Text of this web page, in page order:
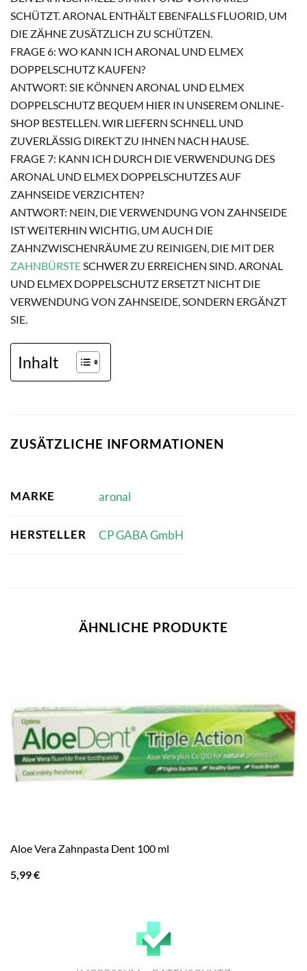
SCHÜTZT. ARONAL ENTHÄLT EBENFALLS FLUORID, UM
DIE ZÄHNE ZUSÄTZLICH ZU SCHÜTZEN.
FRAGE 6: WO KANN ICH ARONAL UND ELMEX
DOPPELSCHUTZ KAUFEN?
ANTWORT: SIE KÖNNEN ARONAL UND ELMEX
DOPPELSCHUTZ BEQUEM HIER IN UNSEREM ONLINE-
SHOP BESTELLEN. WIR LIEFERN SCHNELL UND
ZUVERLÄSSIG DIREKT ZU IHNEN NACH HAUSE.
FRAGE 7: KANN ICH DURCH DIE VERWENDUNG DES
ARONAL UND ELMEX DOPPELSCHUTZES AUF
ZAHNSEIDE VERZICHTEN?
ANTWORT: NEIN, DIE VERWENDUNG VON ZAHNSEIDE
IST WEITERHIN WICHTIG, UM AUCH DIE
ZAHNZWISCHENRÄUME ZU REINIGEN, DIE MIT DER
ZAHNBÜRSTE SCHWER ZU ERREICHEN SIND. ARONAL
UND ELMEX DOPPELSCHUTZ ERSETZT NICHT DIE
VERWENDUNG VON ZAHNSEIDE, SONDERN ERGÄNZT
SIE.
Inhalt
ZUSÄTZLICHE INFORMATIONEN
MARKE aronal
HERSTELLER CP GABA GmbH
ÄHNLICHE PRODUKTE
Aloe Vera Zahnpasta Dent 100 ml
5,99€